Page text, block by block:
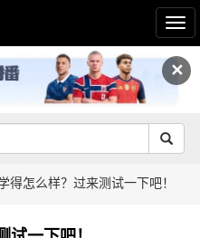
✕
得怎么样？过来测试一下吧！